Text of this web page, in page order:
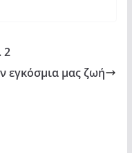
2
εγκόσμια μας ζωή